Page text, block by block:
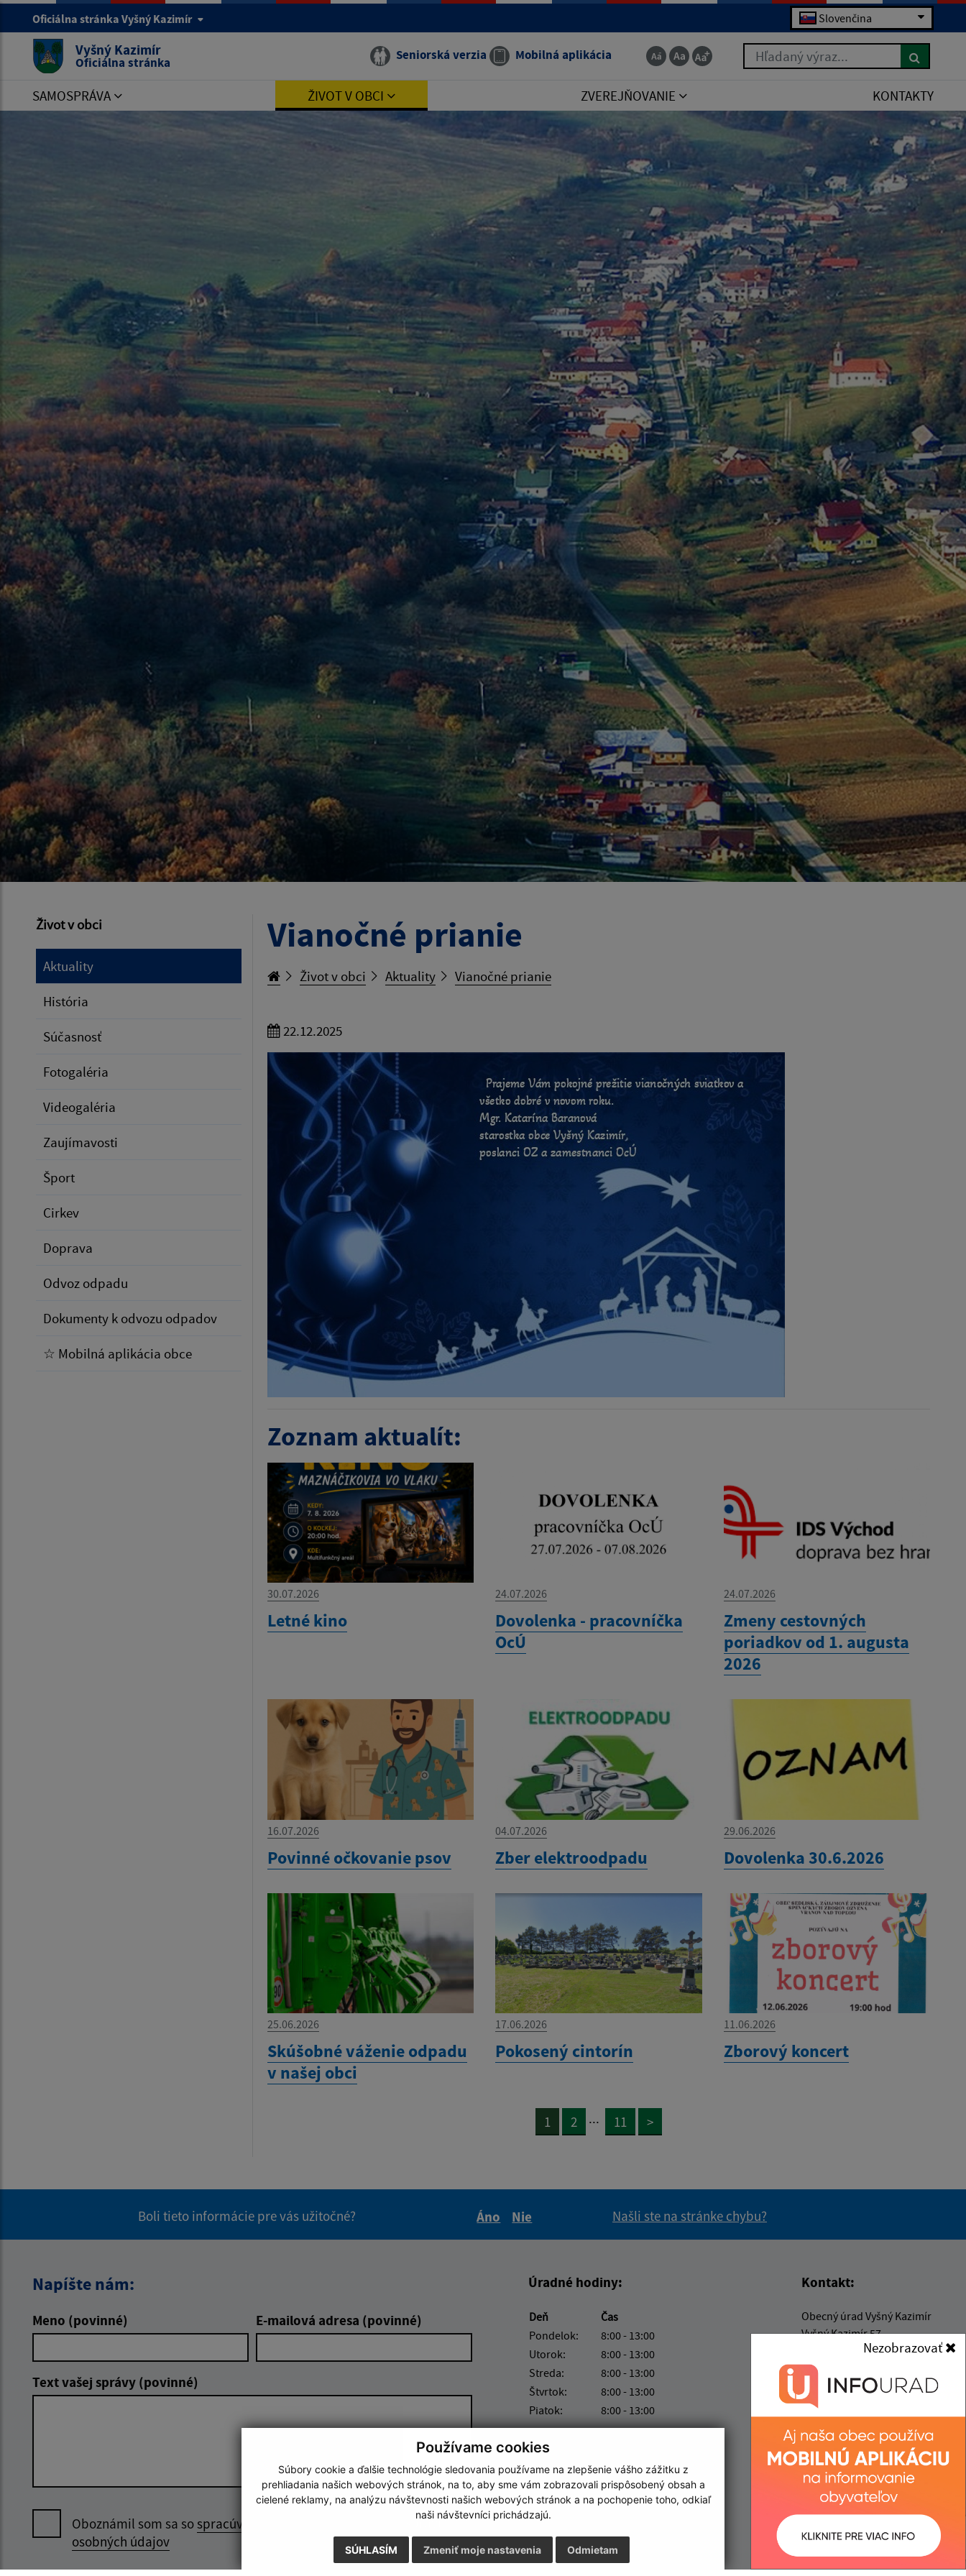
Používame cookies
Súbory cookie a ďalšie technológie sledovania používame na zlepšenie vášho zážitku z
prehliadania našich webových stránok, na to, aby sme vám zobrazovali prispôsobený obsah a
cielené reklamy, na analýzu návštevnosti našich webových stránok a na pochopenie toho, odkiaľ
naši návštevníci prichádzajú.
SÚHLASÍM Odmietam
Zmeniť moje nastavenia
Nezobrazovať
Oficiálna stránka Vyšný Kazimír Slovenčina
Vyšný Kazimír
Oficiálna stránka Seniorská verzia Mobilná aplikácia Hľadaný výraz...
SAMOSPRÁVA ŽIVOT V OBCI ZVEREJŇOVANIE KONTAKTY
Život v obci
Aktuality
História
Súčasnosť
Fotogaléria
Videogaléria
Zaujímavosti
Šport
Cirkev
Doprava
Odvoz odpadu
Dokumenty k odvozu odpadov
☆ Mobilná aplikácia obce
Vianočné prianie
Život v obci Aktuality Vianočné prianie
22.12.2025
Zoznam aktualít:
30.07.2026
Letné kino
24.07.2026
Dovolenka - pracovníčka
OcÚ
24.07.2026
Zmeny cestovných
poriadkov od 1. augusta
2026
16.07.2026
Povinné očkovanie psov
04.07.2026
Zber elektroodpadu
29.06.2026
Dovolenka 30.6.2026
25.06.2026
Skúšobné váženie odpadu
v našej obci
17.06.2026
Pokosený cintorín
11.06.2026
Zborový koncert
1 2 ... 11 >
Boli tieto informácie pre vás užitočné?
Áno
Nie
Našli ste na stránke chybu?
Napíšte nám:
Meno (povinné) E-mailová adresa (povinné)
Text vašej správy (povinné)
Oboznámil som sa sospracúvaním
osobných údajov
Google reCaptcha Response
Odoslať správu
Úradné hodiny:
Deň
Čas
Pondelok:
8:00 - 13:00
Utorok:
8:00 - 13:00
Streda:
8:00 - 13:00
Štvrtok:
8:00 - 13:00
Piatok:
8:00 - 13:00
Kontakt:
Obecný úrad Vyšný Kazimír
Vyšný Kazimír 57
09409 Vyšný Kazimír
obec@vysnykazimir.eu
+421 57 4422001